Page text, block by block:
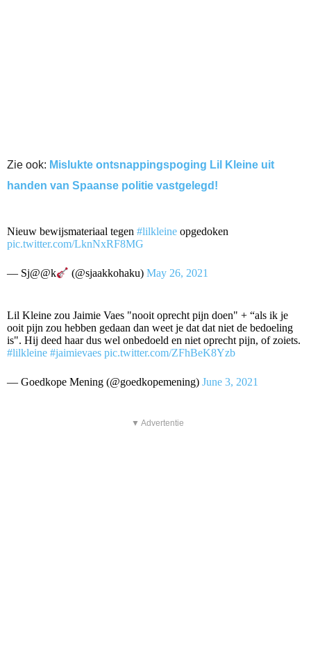
Zie ook: Mislukte ontsnappingspoging Lil Kleine uit
handen van Spaanse politie vastgelegd!
Nieuw bewijsmateriaal tegen #lilkleine opgedoken
pic.twitter.com/LknNxRF8MG
— Sj@@k (@sjaakkohaku)May 26, 2021
Lil Kleine zou Jaimie Vaes "nooit oprecht pijn doen" + “als ik je
ooit pijn zou hebben gedaan dan weet je dat dat niet de bedoeling
is". Hij deed haar dus wel onbedoeld en niet oprecht pijn, of zoiets.
#lilkleine #jaimievaes pic.twitter.com/ZFhBeK8Yzb
— Goedkope Mening (@goedkopemening) June 3, 2021
▼ Advertentie